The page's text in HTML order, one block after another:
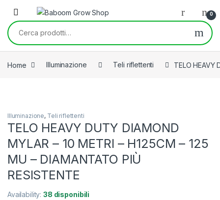
Skip to navigation
Skip to content
0
Cerca:
Home Illuminazione Teli riflettenti TELO HEAVY
Illuminazione, Teli riflettenti
TELO HEAVY DUTY DIAMOND
MYLAR – 10 METRI – H125CM – 125
MU – DIAMANTATO PIÙ
RESISTENTE
Availability:38 disponibili